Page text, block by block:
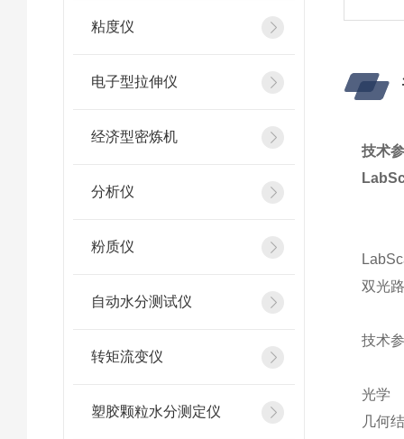
粘度仪
电子型拉伸仪
经济型密炼机
分析仪
粉质仪
自动水分测试仪
转矩流变仪
塑胶颗粒水分测定仪
技术
双光
技术
光学
几何